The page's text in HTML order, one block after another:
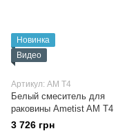
Новинка
Видео
Артикул: AM T4
Белый смеситель для
раковины Ametist AM T4
3 726 грн